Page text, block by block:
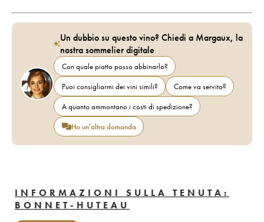
Un dubbio su questo vino? Chiedi a Margaux, la
nostra sommelier digitale
Con quale piatto posso abbinarlo?
Puoi consigliarmi dei vini simili?
Come va servito?
A quanto ammontano i costi di spedizione?
Ho un'altra domanda
INFORMAZIONI SULLA TENUTA:
BONNET-HUTEAU